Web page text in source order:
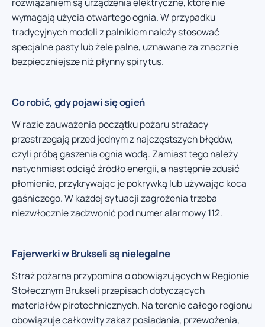
wymagają użycia otwartego ognia. W przypadku
tradycyjnych modeli z palnikiem należy stosować
specjalne pasty lub żele palne, uznawane za znacznie
bezpieczniejsze niż płynny spirytus.
Co robić, gdy pojawi się ogień
W razie zauważenia początku pożaru strażacy
przestrzegają przed jednym z najczęstszych błędów,
czyli próbą gaszenia ognia wodą. Zamiast tego należy
natychmiast odciąć źródło energii, a następnie zdusić
płomienie, przykrywając je pokrywką lub używając koca
gaśniczego. W każdej sytuacji zagrożenia trzeba
niezwłocznie zadzwonić pod numer alarmowy 112.
Fajerwerki w Brukseli są nielegalne
Straż pożarna przypomina o obowiązujących w Regionie
Stołecznym Brukseli przepisach dotyczących
materiałów pirotechnicznych. Na terenie całego regionu
obowiązuje całkowity zakaz posiadania, przewożenia,